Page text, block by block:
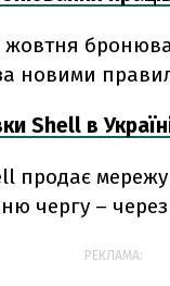
жовтня
новими
Shell в
продає
чергу – через
РЕКЛАМА: